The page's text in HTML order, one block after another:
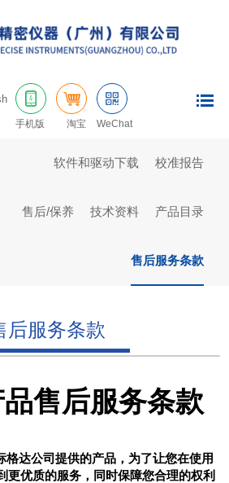
手机版 淘宝 WeChat
软件和驱动下载 校准报告
售后/保养 技术资料 产品目录
售后服务条款
后服务条款
售后服务条款
格达公司提供的产品，为了让您在使用
更优质的服务，同时保障您合理的权利